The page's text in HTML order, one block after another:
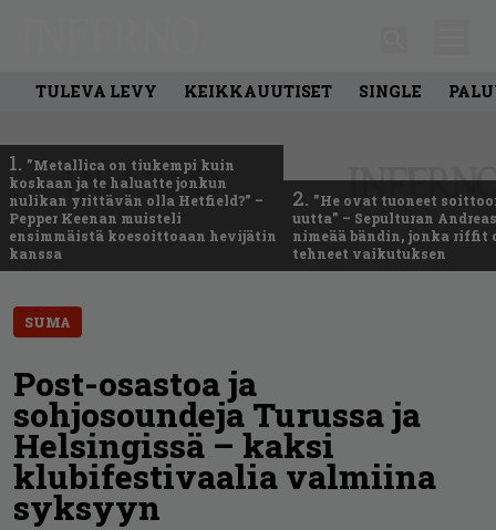
TULEVA LEVY KEIKKAUUTISET SINGLE
1. ”Metallica on tiukempi kuin
koskaan ja te haluatte jonkun
nulikan yrittävän olla Hetfield?” –
Pepper Keenan muisteli
ensimmäistä koesoittoaan hevijätin
kanssa
2. ”He ovat tuoneet
uutta” – Sepulturan
nimeää bändin, jonka riffit
tehneet vaikutuksen
SUMA
Post-osastoa ja
sohjosoundeja Turussa ja
Helsingissä – kaksi
klubifestivaalia valmiina
syksyyn